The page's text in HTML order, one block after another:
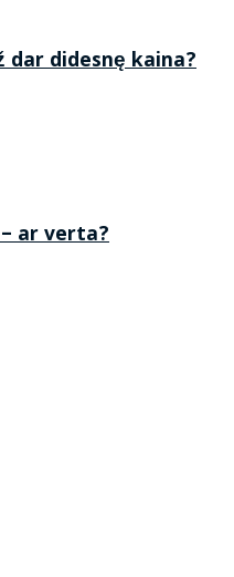
dar didesnę kaina?
ar verta?